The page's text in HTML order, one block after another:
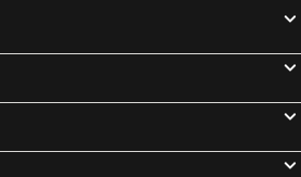
Palermo, Sicília Hotéis